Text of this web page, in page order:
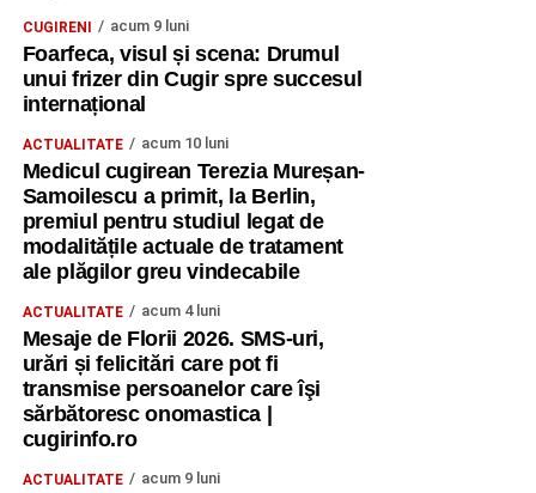
CUGIRENI acum 9 luni
Foarfeca, visul și scena: Drumul
unui frizer din Cugir spre succesul
internațional
ACTUALITATE acum 10 luni
Medicul cugirean Terezia Mureșan-
Samoilescu a primit, la Berlin,
premiul pentru studiul legat de
modalitățile actuale de tratament
ale plăgilor greu vindecabile
ACTUALITATE acum 4 luni
Mesaje de Florii 2026. SMS-uri,
urări și felicitări care pot fi
transmise persoanelor care îşi
sărbătoresc onomastica |
cugirinfo.ro
ACTUALITATE acum 9 luni